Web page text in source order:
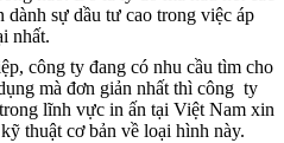
sự dầu tư cao trong việc áp
nhất.
công ty đang có nhu cầu tìm cho
mà đơn giản nhất thì công ty
lĩnh vực in ấn tại Việt Nam xin
thuật cơ bản về loại hình này.